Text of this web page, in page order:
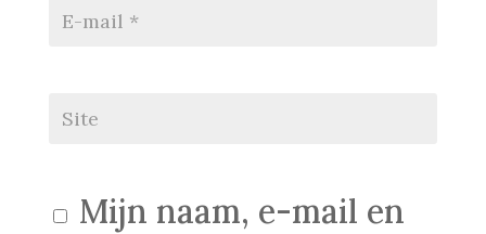
Mijn naam, e-mail en